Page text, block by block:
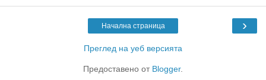
›
Начална страница
Преглед на уеб версията
Предоставено от Blogger.